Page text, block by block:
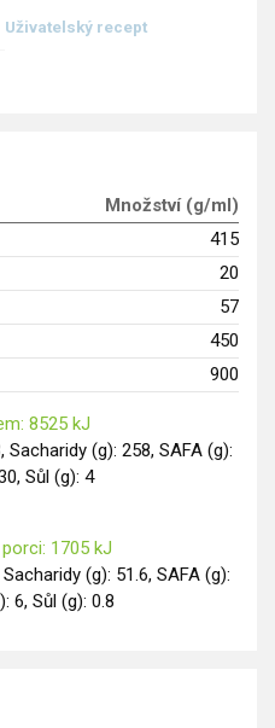
Uživatelský recept
Množství (g/ml)
415
20
57
450
900
8525 kJ
Sacharidy (g): 258, SAFA (g):
Sůl (g): 4
1705 kJ
(g): 51.6, SAFA (g):
6, Sůl (g): 0.8